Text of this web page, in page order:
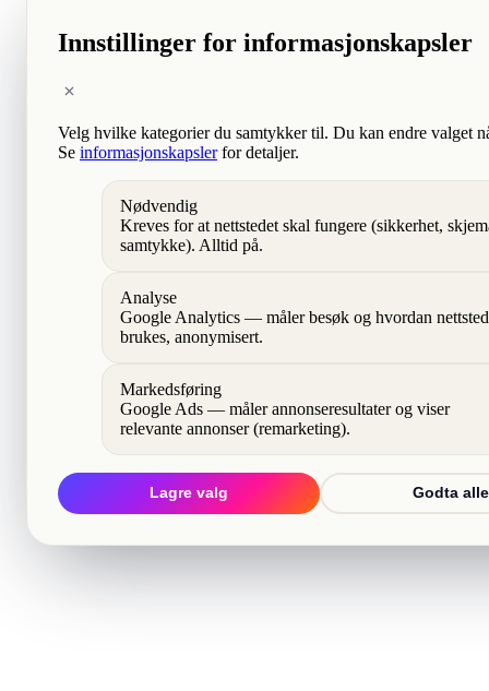
Innstillinger for informasjonskapsler
Velg hvilke kategorier du samtykker til. Du kan endre valget
Se informasjonskapslerfor detaljer.
Nødvendig
Kreves for at nettstedet skal fungere (sikkerhet,
samtykke). Alltid på.
Analyse
Google Analytics — måler besøk og hvordan
brukes, anonymisert.
Markedsføring
Google Ads — måler annonseresultater og viser
relevante annonser (remarketing).
Lagre valg Godta alle